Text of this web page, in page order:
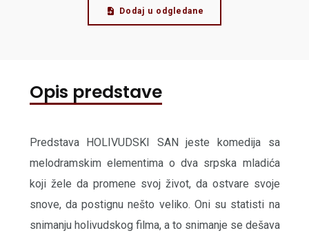
Dodaj u odgledane
Opis predstave
Predstava HOLIVUDSKI SAN jeste komedija sa
melodramskim elementima o dva srpska mladića
koji žele da promene svoj život, da ostvare svoje
snove, da postignu nešto veliko. Oni su statisti na
snimanju holivudskog filma, a to snimanje se dešava